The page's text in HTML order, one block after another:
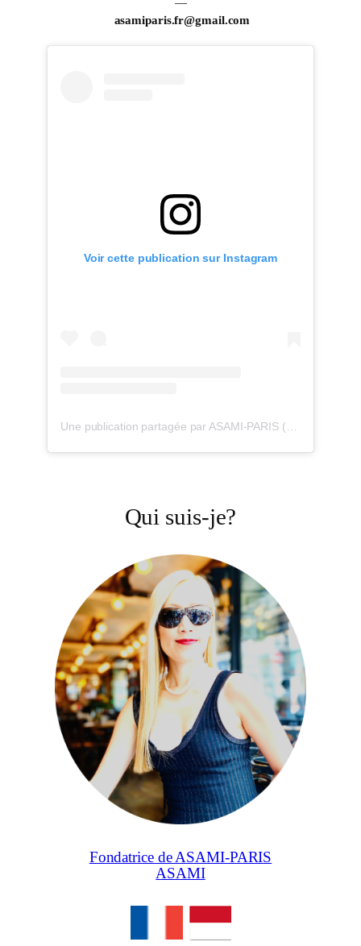
—
asamiparis.fr@gmail.com
Voir cette publication sur Instagram
Qui suis-je?
Fondatrice de ASAMI-PARIS
ASAMI